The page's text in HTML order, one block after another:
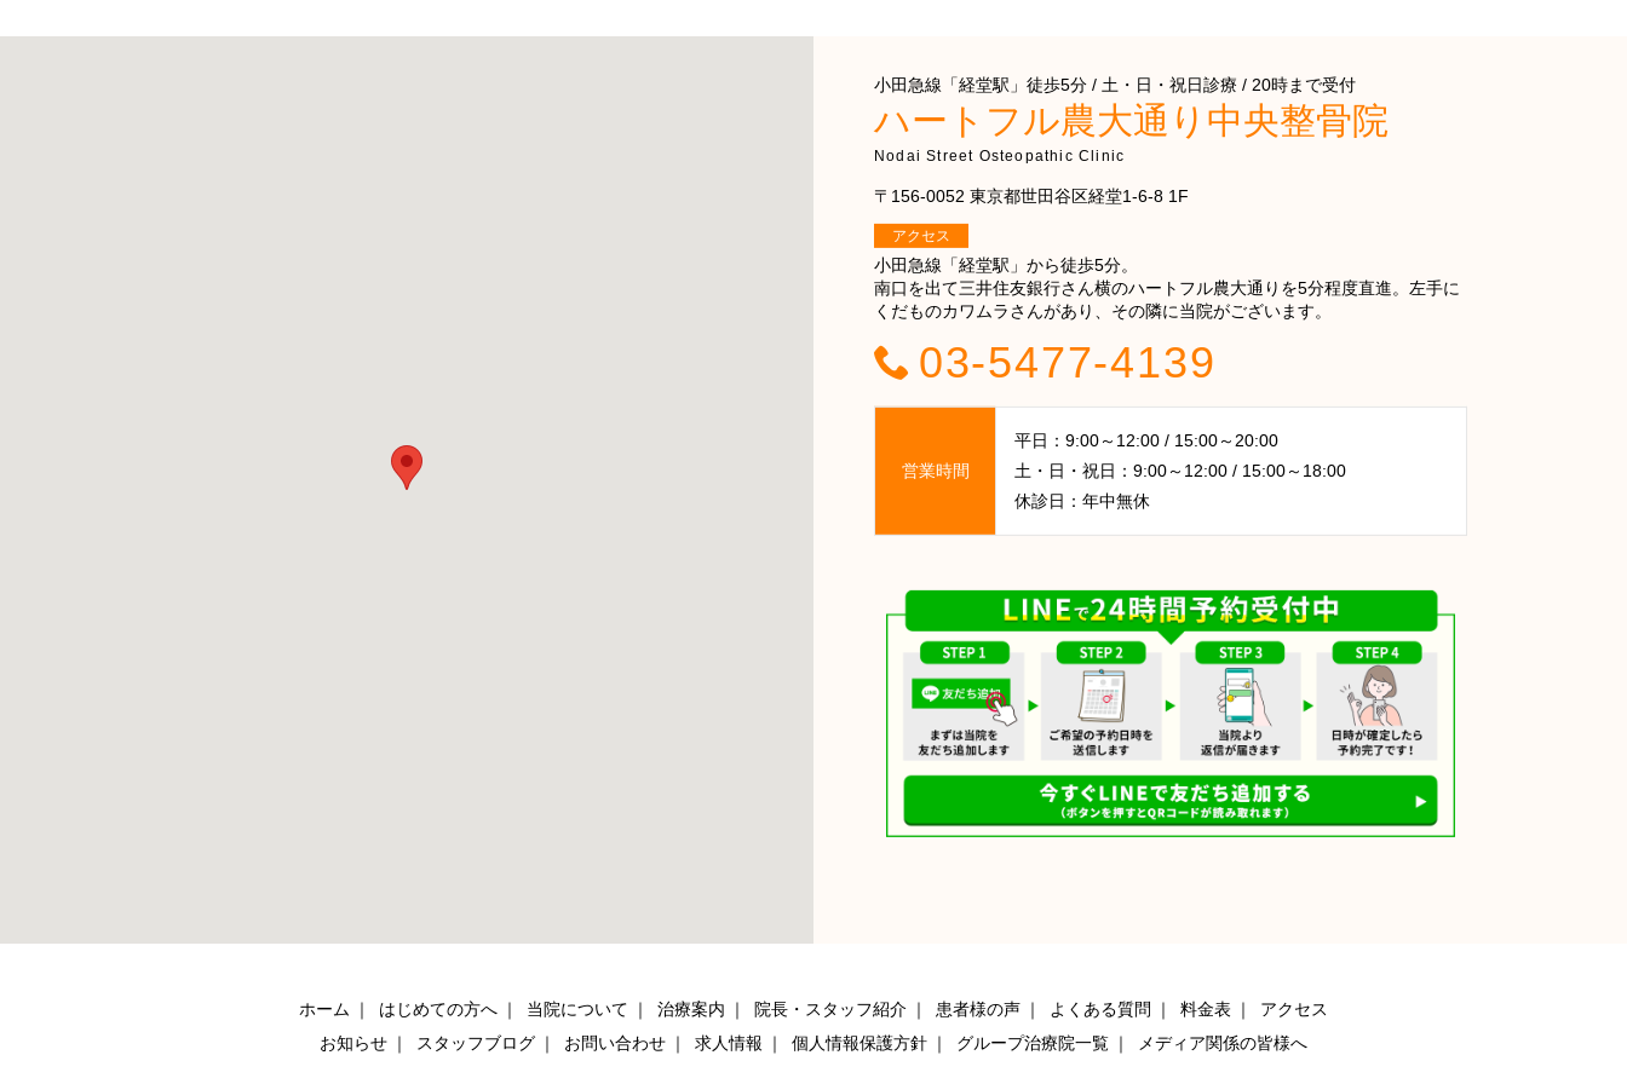
小田急線「経堂駅」徒歩5分 / 土・日・祝日診療 / 20時まで受付
ハートフル農大通り中央整骨院
Nodai Street Osteopathic Clinic
〒156-0052 東京都世田谷区経堂1-6-8 1F
アクセス
小田急線「経堂駅」から徒歩5分。
南口を出て三井住友銀行さん横のハートフル農大通りを5分程度直進。左手に
くだものカワムラさんがあり、その隣に当院がございます。
03-5477-4139
営業時間
平日：9:00～12:00 / 15:00～20:00
土・日・祝日：9:00～12:00 / 15:00～18:00
休診日：年中無休
ホーム はじめての方へ 当院について 治療案内 院長・スタッフ紹介 患者様の声 よくある質問 料金表
アクセス
お知らせ
スタッフブログ お問い合わせ 求人情報 個人情報保護方針 グループ治療院一覧 メディア関係の皆様へ